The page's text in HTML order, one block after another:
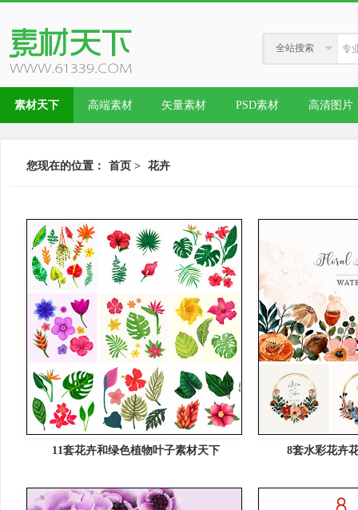
全站搜索
素材天下 高端素材 矢量素材 PSD素材 高清图片
您现在的位置： 首页 > 花卉
11套花卉和绿色植物叶子素材天下 8套水彩花卉